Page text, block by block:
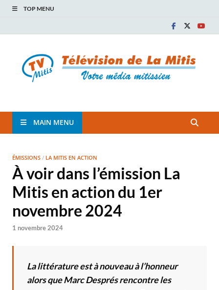
TOP MENU
TVM
MAIN MENU
ÉMISSIONS / LA MITIS EN ACTION
À voir dans l’émission La
Mitis en action du 1er
novembre 2024
1 novembre 2024
La littérature est à nouveau à l’honneur
alors que Marc Després rencontre les